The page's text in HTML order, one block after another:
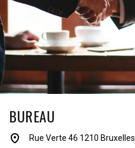
BUREAU
Rue Verte 46 1210 Bruxelles